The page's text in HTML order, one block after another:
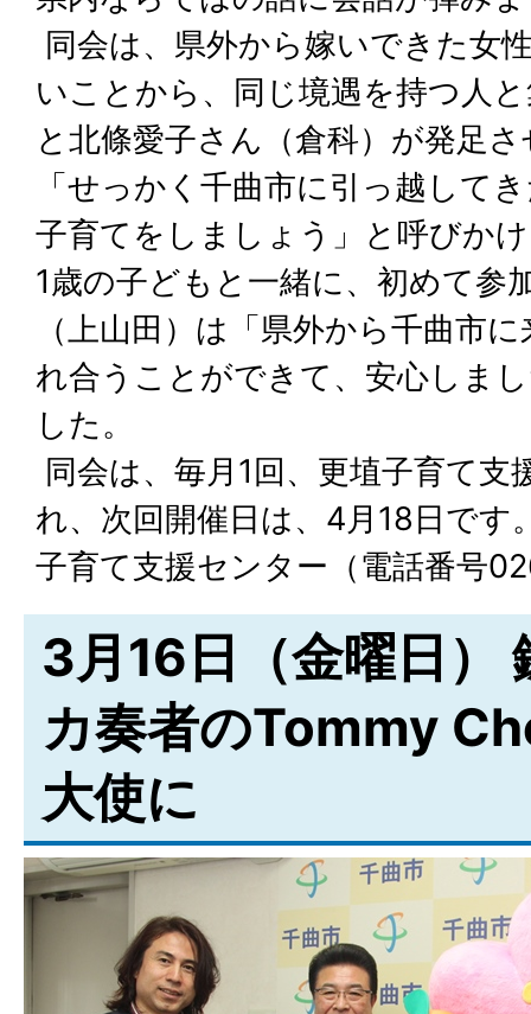
同会は、県外から嫁いできた女
いことから、同じ境遇を持つ人
と北條愛子さん（倉科）が発足
「せっかく千曲市に引っ越して
子育てをしましょう」と呼びか
1歳の子どもと一緒に、初めて参
（上山田）は「県外から千曲市
れ合うことができて、安心しま
した。
同会は、毎月1回、更埴子育て支
れ、次回開催日は、4月18日です
子育て支援センター（電話番号
3月16日（金曜日）
カ奏者のTommy
大使に